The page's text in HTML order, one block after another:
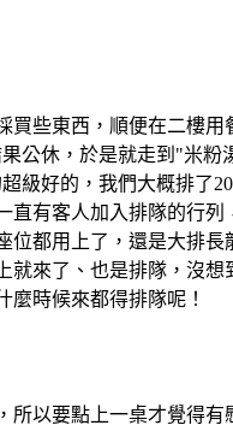
買些東西，順便在二樓用
公休，於是就走到"米粉
級好的，我們大概排了
直有客人加入排隊的行
位都用上了，還是大排長
就來了、也是排隊，沒
麼時候來都得排隊呢！
所以要點上一桌才覺得有